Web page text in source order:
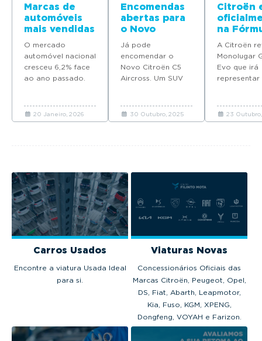
Marcas de
automóveis
mais vendidas
em Portugal
em 2025
O mercado
automóvel nacional
cresceu 6,2% face
ao ano passado.
automóveis novos
venderam em
20 Janeiro, 2026
Encomendas
abertas para
o Novo
Citroën C5
Aircross
Já pode
encomendar o
Novo Citroën C5
Aircross. Um SUV
conforto
excecional,
30 Outubro, 2025
Citroën
na
com o
GEN3
A Citroën
Monolugar
Evo que irá
representar
Mundo FIA
Fórmula E.
23
Carros Usados
Encontre a viatura Usada Ideal
para si.
Viaturas Novas
Concessionários Oficiais das
Marcas Citroën, Peugeot, Opel,
DS, Fiat, Abarth, Leapmotor,
Kia, Fuso, KGM, XPENG,
Dongfeng, VOYAH e Farizon.